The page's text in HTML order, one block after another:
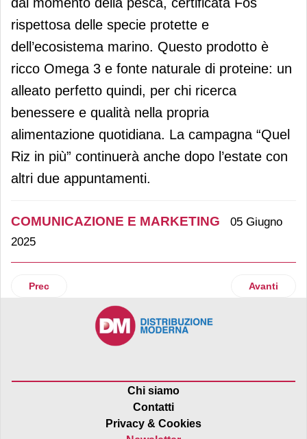
rispettosa delle specie protette e
dell’ecosistema marino. Questo prodotto è
ricco Omega 3 e fonte naturale di proteine: un
alleato perfetto quindi, per chi ricerca
benessere e qualità nella propria
alimentazione quotidiana. La campagna “Quel
Riz in più” continuerà anche dopo l’estate con
altri due appuntamenti.
COMUNICAZIONE E MARKETING
05 Giugno
2025
Articolo precedente: Gigi D’Alessio è il nuovo testimonial
Prec Articolo
Avanti
Chi siamo
Contatti
Privacy & Cookies